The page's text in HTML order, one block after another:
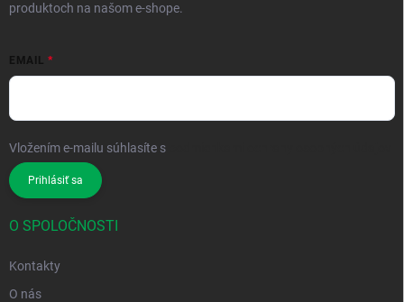
produktoch na našom e-shope.
EMAIL
Vložením e-mailu súhlasíte s
Prihlásiť sa
O SPOLOČNOSTI
Kontakty
O nás